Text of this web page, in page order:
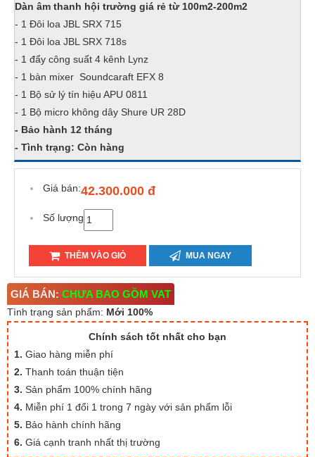
Dàn âm thanh hội trường giá rẻ từ 100m2-200m2
- 1 Đôi loa JBL SRX 715
- 1 Đôi loa JBL SRX 718s
- 1 đẩy công suất 4 kênh Lynz
- 1 bàn mixer Soundcaraft EFX 8
- 1 Bộ sử lý tín hiệu APU 0811
- 1 Bộ micro không dây Shure UR 28D
- Bảo hành 12 tháng
- Tình trạng: Còn hàng
Giá bán:42.300.000 đ
Số lượng
THÊM VÀO GIỎ MUA NGAY
GIÁ BÁN: CHƯA BAO GỒM VAT
Tình trạng sản phẩm: Mới 100%
Chính sách tốt nhất cho bạn
1. Giao hàng miễn phí
2. Thanh toán thuận tiện
3. Sản phẩm 100% chính hãng
4. Miễn phí 1 đổi 1 trong 7 ngày với sản phẩm lỗi
5. Bảo hành chính hãng
6. Giá cạnh tranh nhất thị trường